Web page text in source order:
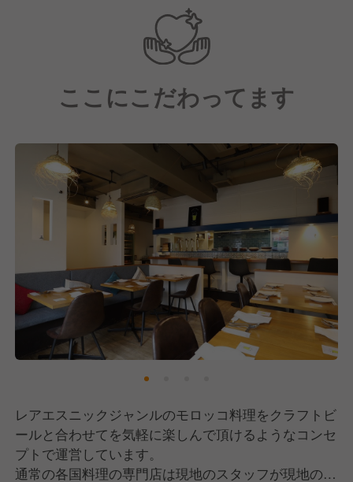
ここにこだわってます
レアエスニックジャンルのモロッコ料理をクラフトビ
ールと合わせてを気軽に楽しんで頂けるようなコンセ
プトで運営しています。
通常の各国料理の専門店は現地のスタッフが現地のよ